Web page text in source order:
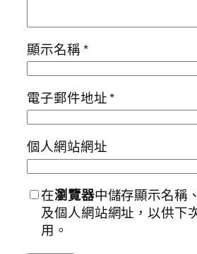
顯示名稱*
電子郵件地址*
個人網站網址
在瀏覽器中儲存顯示名稱
及個人網站網址，以供下
用。